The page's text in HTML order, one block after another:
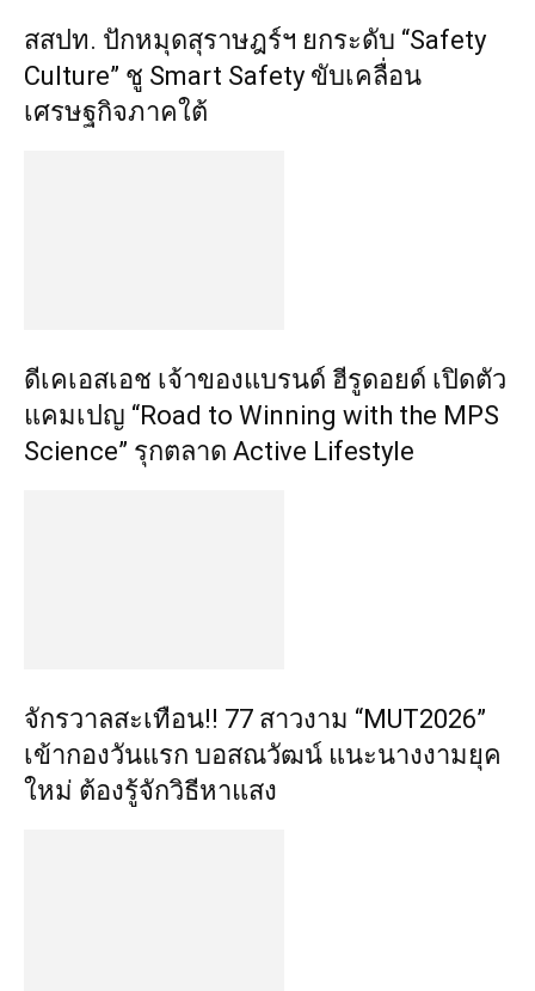
สสปท. ปักหมุดสุราษฎร์ฯ ยกระดับ “Safety
Culture” ชู Smart Safety ขับเคลื่อน
เศรษฐกิจภาคใต้
ดีเคเอสเอช เจ้าของแบรนด์ ฮีรูดอยด์ เปิดตัว
แคมเปญ “Road to Winning with the MPS
Science” รุกตลาด Active Lifestyle
จักรวาลสะเทือน!! 77 สาวงาม “MUT2026”
เข้ากองวันแรก บอสณวัฒน์ แนะนางงามยุค
ใหม่ ต้องรู้จักวิธีหาแสง